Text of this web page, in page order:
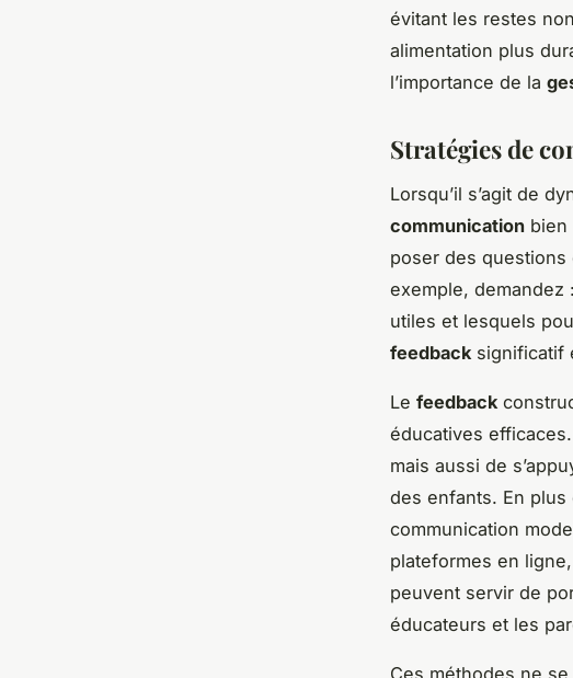
évitant les restes
alimentation plus
l’importance de la
Stratégies de
Lorsqu’il s’agit de
communication bien
poser des questions
exemple, demandez
utiles et lesquels
feedback significatif
Le feedback
éducatives
mais aussi de
des enfants. En plus
communication
plateformes en
peuvent servir de
éducateurs et les
Ces méthodes ne